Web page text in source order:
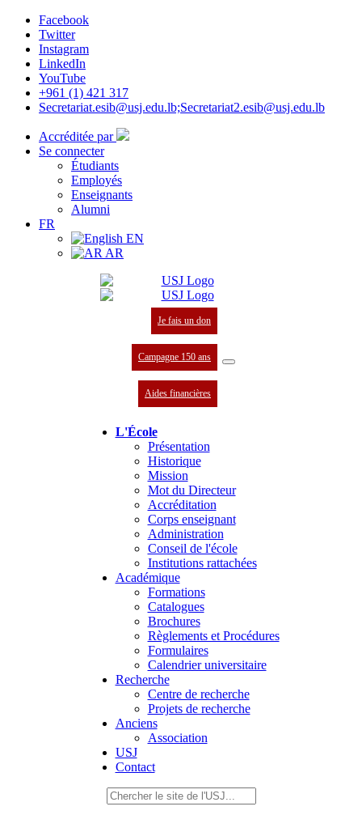
Facebook
Twitter
Instagram
LinkedIn
YouTube
+961 (1) 421 317
Secretariat.esib@usj.edu.lb;Secretariat2.esib@usj.edu.lb
Accréditée par
Se connecter
Étudiants
Employés
Enseignants
Alumni
FR
EN
AR
Je fais un don
Campagne 150 ans
Aides financières
L'École
Présentation
Historique
Mission
Mot du Directeur
Accréditation
Corps enseignant
Administration
Conseil de l'école
Institutions rattachées
Académique
Formations
Catalogues
Brochures
Règlements et Procédures
Formulaires
Calendrier universitaire
Recherche
Centre de recherche
Projets de recherche
Anciens
Association
USJ
Contact